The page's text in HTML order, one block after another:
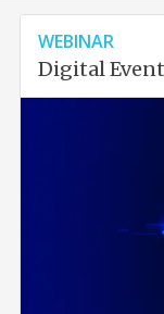
WEBINAR
Digital